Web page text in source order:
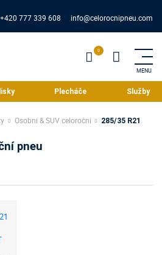
+420 777 339 608 info@celorocnipneu.com
Plecháče Služby
Osobní & SUV celoroční 285/35 R21
pneu